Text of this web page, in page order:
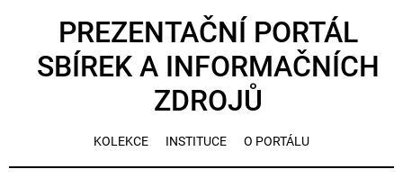
PREZENTAČNÍ PORTÁL
SBÍREK A INFORMAČNÍCH
ZDROJŮ
KOLEKCE INSTITUCE O PORTÁLU